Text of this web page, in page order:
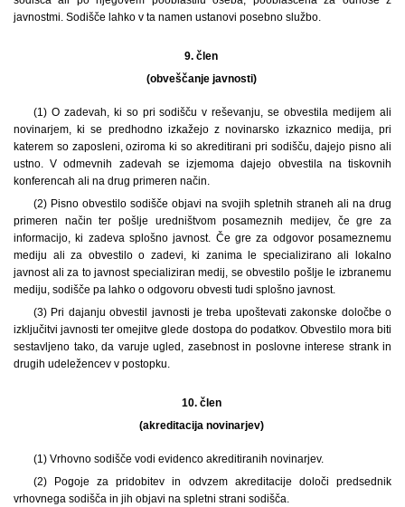
javnostmi. Sodišče lahko v ta namen ustanovi posebno službo.
9. člen
(obveščanje javnosti)
(1) O zadevah, ki so pri sodišču v reševanju, se obvestila medijem ali
novinarjem, ki se predhodno izkažejo z novinarsko izkaznico medija, pri
katerem so zaposleni, oziroma ki so akreditirani pri sodišču, dajejo pisno ali
ustno. V odmevnih zadevah se izjemoma dajejo obvestila na tiskovnih
konferencah ali na drug primeren način.
(2) Pisno obvestilo sodišče objavi na svojih spletnih straneh ali na drug
primeren način ter pošlje uredništvom posameznih medijev, če gre za
informacijo, ki zadeva splošno javnost. Če gre za odgovor posameznemu
mediju ali za obvestilo o zadevi, ki zanima le specializirano ali lokalno
javnost ali za to javnost specializiran medij, se obvestilo pošlje le izbranemu
mediju, sodišče pa lahko o odgovoru obvesti tudi splošno javnost.
(3) Pri dajanju obvestil javnosti je treba upoštevati zakonske določbe o
izključitvi javnosti ter omejitve glede dostopa do podatkov. Obvestilo mora biti
sestavljeno tako, da varuje ugled, zasebnost in poslovne interese strank in
drugih udeležencev v postopku.
10. člen
(akreditacija novinarjev)
(1) Vrhovno sodišče vodi evidenco akreditiranih novinarjev.
(2) Pogoje za pridobitev in odvzem akreditacije določi predsednik
vrhovnega sodišča in jih objavi na spletni strani sodišča.